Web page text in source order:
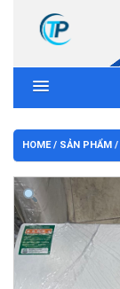
HOME/ SẢN PHẨM /